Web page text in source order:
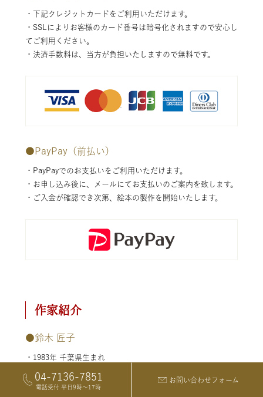
・下記クレジットカードをご利用いただけます。
・SSLによりお客様のカード番号は暗号化されますので安心し
てご利用ください。
・決済手数料は、当方が負担いたしますので無料です。
●PayPay（前払い）
・PayPayでのお支払いをご利用いただけます。
・お申し込み後に、メールにてお支払いのご案内を致します。
・ご入金が確認でき次第、絵本の製作を開始いたします。
作家紹介
●鈴木 匠子
・1983年 千葉県生まれ
・イラストレーター / 画家
・ウェブ、紙媒体、絵本、電子書籍、作品制作、展示など、媒
04-7136-7851
電話受付 平日9時〜17時
お問い合わせフォーム